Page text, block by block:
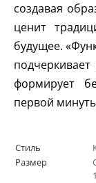
создавая
ценит
будущее.
формирует
первой
Стиль
Размер